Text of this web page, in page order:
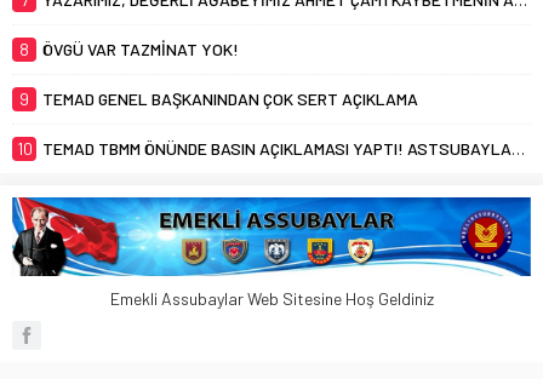
8 ÖVGÜ VAR TAZMİNAT YOK!
9 TEMAD GENEL BAŞKANINDAN ÇOK SERT AÇIKLAMA
10 TEMAD TBMM ÖNÜNDE BASIN AÇIKLAMASI YAPTI! ASTSUBAYLAR TAZMİNAT HAKKINI İSTİYOR!
Emekli Assubaylar Web Sitesine Hoş Geldiniz